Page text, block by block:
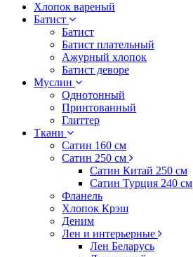
Хлопок вареный
Батист
Батист
Батист плательный
Ажурный хлопок
Батист деворе
Муслин
Однотонный
Принтованный
Глиттер
Ткани
Сатин 160 см
Сатин 250 см
Сатин Китай 250 см
Сатин Турция 240 см
Фланель
Хлопок Крэш
Деним
Лен и интерьерные
Лен Беларусь